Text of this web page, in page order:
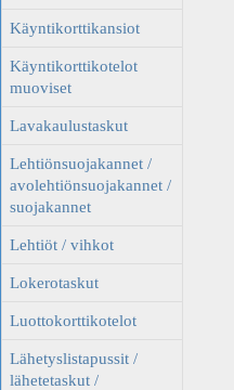
Käyntikorttikansiot
Käyntikorttikotelot
muoviset
Lavakaulustaskut
Lehtiönsuojakannet /
avolehtiönsuojakannet /
suojakannet
Lehtiöt / vihkot
Lokerotaskut
Luottokorttikotelot
Lähetyslistapussit /
lähetetaskut /